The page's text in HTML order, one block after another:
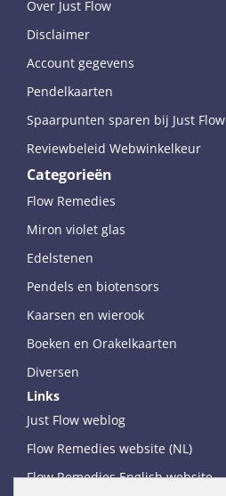
Over Just Flow
Disclaimer
Account gegevens
Pendelkaarten
Spaarpunten sparen bij Just Flow
Reviewbeleid Webwinkelkeur
Categorieën
Flow Remedies
Miron violet glas
Edelstenen
Pendels en biotensors
Kaarsen en wierook
Boeken en Orakelkaarten
Diversen
Links
Just Flow weblog
Flow Remedies website (NL)
Flow Remedies English website